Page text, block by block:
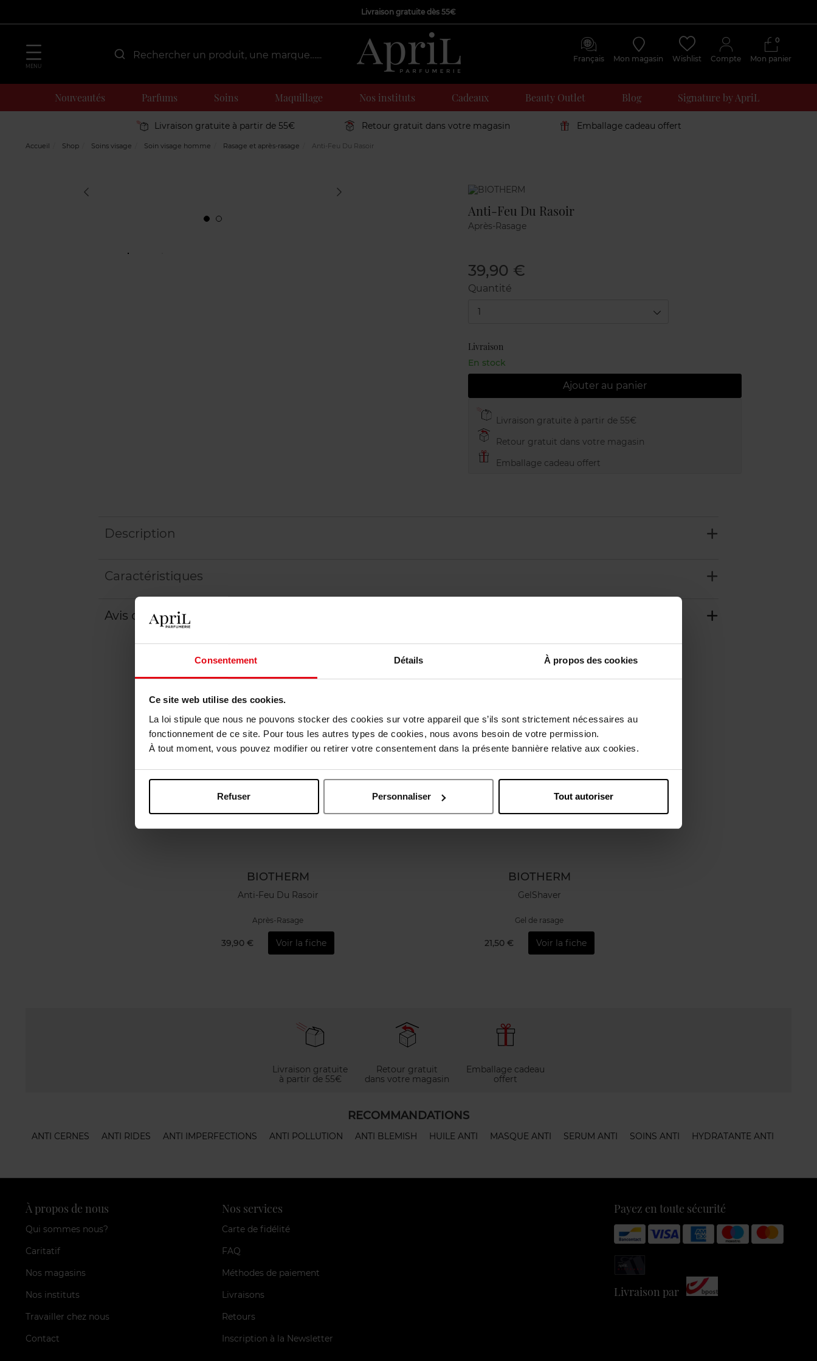
Consentement Détails À propos des cookies
Ce site web utilise des cookies.
La loi stipule que nous ne pouvons stocker des cookies sur votre appareil que s’ils sont strictement nécessaires au
fonctionnement de ce site. Pour tous les autres types de cookies, nous avons besoin de votre permission.
À tout moment, vous pouvez modifier ou retirer votre consentement dans la présente bannière relative aux cookies.
Refuser Personnaliser Tout autoriser
Livraison gratuite dès 55€
MENU
Français Mon magasin Wishlist Compte Mon panier
0
Nouveautés Parfums Soins Maquillage Nos instituts Cadeaux Beauty Outlet Blog Signature by ApriL
Livraison gratuite à partir de 55€ Retour gratuit dans votre magasin Emballage cadeau offert
Accueil Shop Soins visage Soin visage homme Rasage et après-rasage Anti-Feu Du Rasoir
Marque
Anti-Feu Du Rasoir
Après-Rasage
39,90 €
Quantité
1
Livraison
En stock
Ajouter au panier
Livraison gratuite à partir de 55€
Retour gratuit dans votre magasin
Emballage cadeau offert
Description
Caractéristiques
Avis client Politique relative aux avis des clients
Vous aimerez peut-être
BIOTHERM
Anti-Feu Du Rasoir
Après-Rasage
39,90 € Voir la fiche
BIOTHERM
GelShaver
Gel de rasage
21,50 € Voir la fiche
Livraison gratuite
à partir de 55€
Retour gratuit
dans votre magasin
Emballage cadeau
offert
RECOMMANDATIONS
ANTI CERNES ANTI RIDES ANTI IMPERFECTIONS ANTI POLLUTION ANTI BLEMISH HUILE ANTI MASQUE ANTI SERUM ANTI SOINS ANTI HYDRATANTE ANTI
À propos de nous
Qui sommes nous?
Caritatif
Nos magasins
Nos instituts
Travailler chez nous
Contact
Nos services
Carte de fidélité
FAQ
Méthodes de paiement
Livraisons
Retours
Inscription à la Newsletter
Payez en toute sécurité
Livraison par